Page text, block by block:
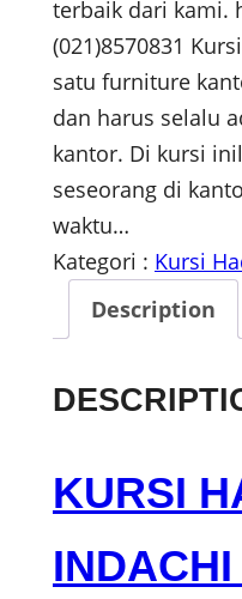
terbaik dari kami.
(021)8570831
satu furniture
dan harus selalu
kantor. Di kursi
seseorang di
waktu…
Kategori : Kursi
Description
KURSI